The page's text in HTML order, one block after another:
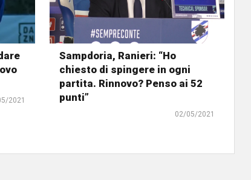
2021
Sampdoria, Ranieri: “Ho
chiesto di spingere in ogni
partita. Rinnovo? Penso ai 52
punti”
02/05/2021